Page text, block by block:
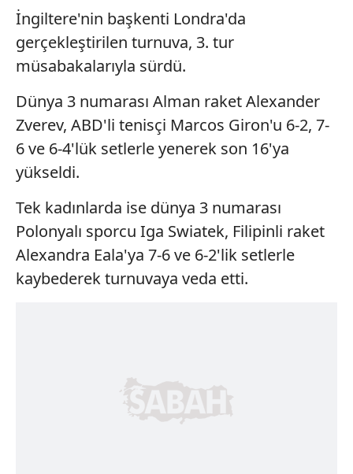
İngiltere'nin başkenti Londra'da
gerçekleştirilen turnuva, 3. tur
müsabakalarıyla sürdü.
Dünya 3 numarası Alman raket Alexander
Zverev, ABD'li tenisçi Marcos Giron'u 6-2, 7-
6 ve 6-4'lük setlerle yenerek son 16'ya
yükseldi.
Tek kadınlarda ise dünya 3 numarası
Polonyalı sporcu Iga Swiatek, Filipinli raket
Alexandra Eala'ya 7-6 ve 6-2'lik setlerle
kaybederek turnuvaya veda etti.